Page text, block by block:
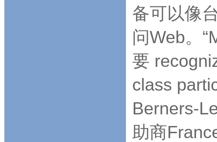
备可以像
问Web。
要
class
Berners-
助商